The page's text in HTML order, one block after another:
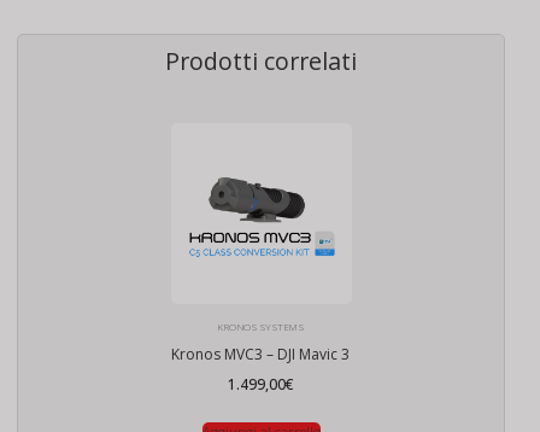
Prodotti correlati
KRONOS SYSTEMS
Kronos MVC3 – DJI Mavic 3
1.499,00€